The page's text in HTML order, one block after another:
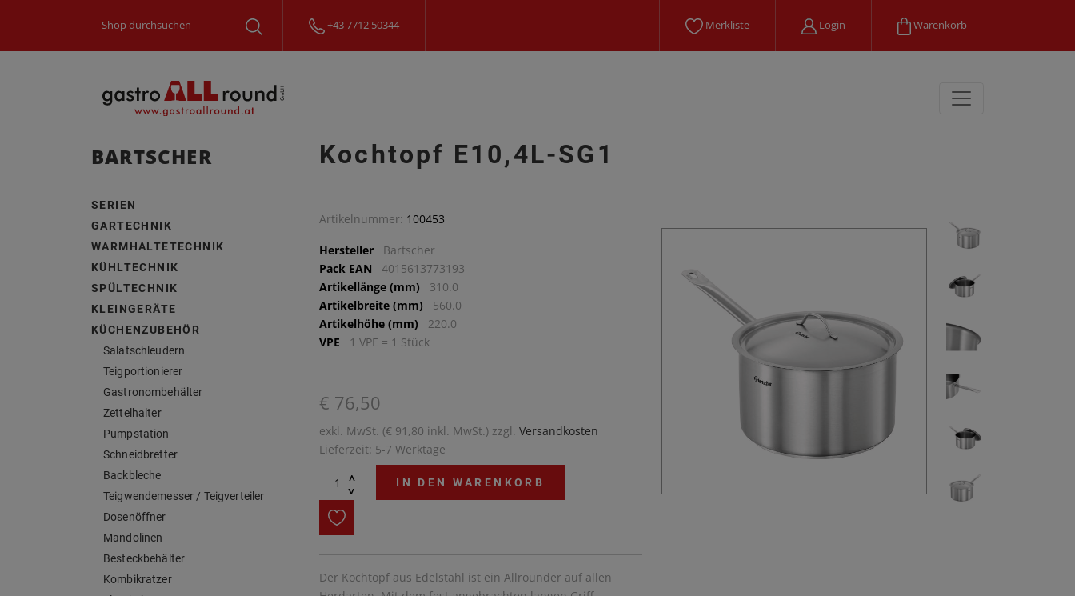
+43 7712 50344 Merkliste Login Warenkorb
BARTSCHER
SERIEN
GARTECHNIK
WARMHALTETECHNIK
KÜHLTECHNIK
SPÜLTECHNIK
KLEINGERÄTE
KÜCHENZUBEHÖR
Salatschleudern
Teigportionierer
Gastronombehälter
Zettelhalter
Pumpstation
Schneidbretter
Backbleche
Teigwendemesser / Teigverteiler
Dosenöffner
Mandolinen
Besteckbehälter
Kombikratzer
Kochtopf E10,4L-SG1
Artikelnummer: 100453
Hersteller
Bartscher
Pack EAN
4015613773193
Artikellänge (mm)
310.0
Artikelbreite (mm)
560.0
Artikelhöhe (mm)
220.0
VPE
1 VPE = 1 Stück
€ 76,50
exkl. MwSt. (€ 91,80 inkl. MwSt.) zzgl. Versandkosten
Lieferzeit: 5-7 Werktage
^
^
IN DEN WARENKORB
Der Kochtopf aus Edelstahl ist ein Allrounder auf allen